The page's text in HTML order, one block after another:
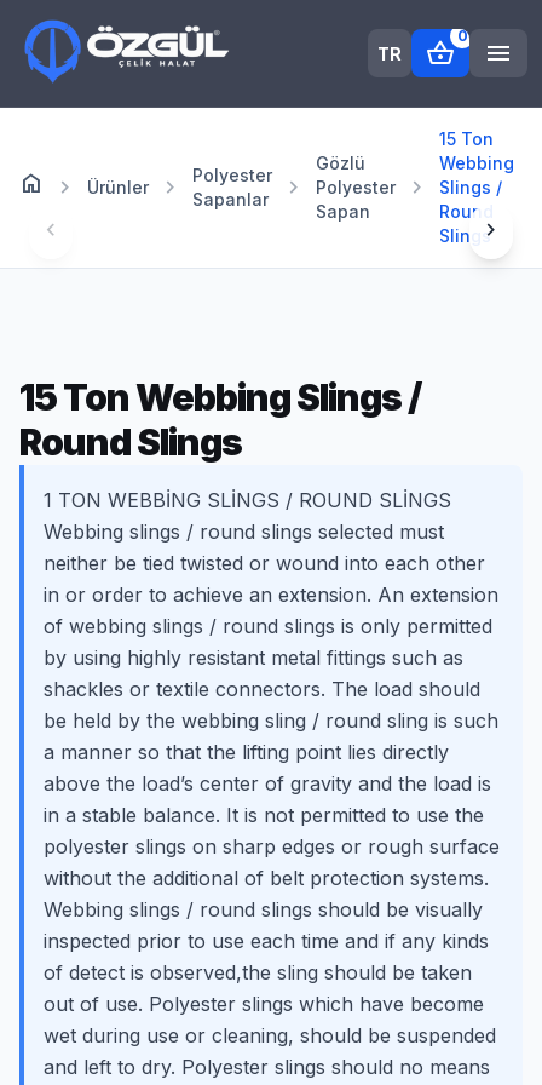
TR shopping_basket
0
menu
home Anasayfa
chevron_right Ürünler chevron_right
Polyester
Sapanlar
chevron_right
Gözlü
Polyester
Sapan
chevron_right
15 Ton
Webbing
Slings /
Round
Slings
chevron_left chevron_right
15 Ton Webbing Slings /
Round Slings
1 TON WEBBİNG SLİNGS / ROUND SLİNGS
Webbing slings / round slings selected must
neither be tied twisted or wound into each other
in or order to achieve an extension. An extension
of webbing slings / round slings is only permitted
by using highly resistant metal fittings such as
shackles or textile connectors. The load should
be held by the webbing sling / round sling is such
a manner so that the lifting point lies directly
above the load’s center of gravity and the load is
in a stable balance. It is not permitted to use the
polyester slings on sharp edges or rough surface
without the additional of belt protection systems.
Webbing slings / round slings should be visually
inspected prior to use each time and if any kinds
of detect is observed,the sling should be taken
out of use. Polyester slings which have become
wet during use or cleaning, should be suspended
and left to dry. Polyester slings should no means